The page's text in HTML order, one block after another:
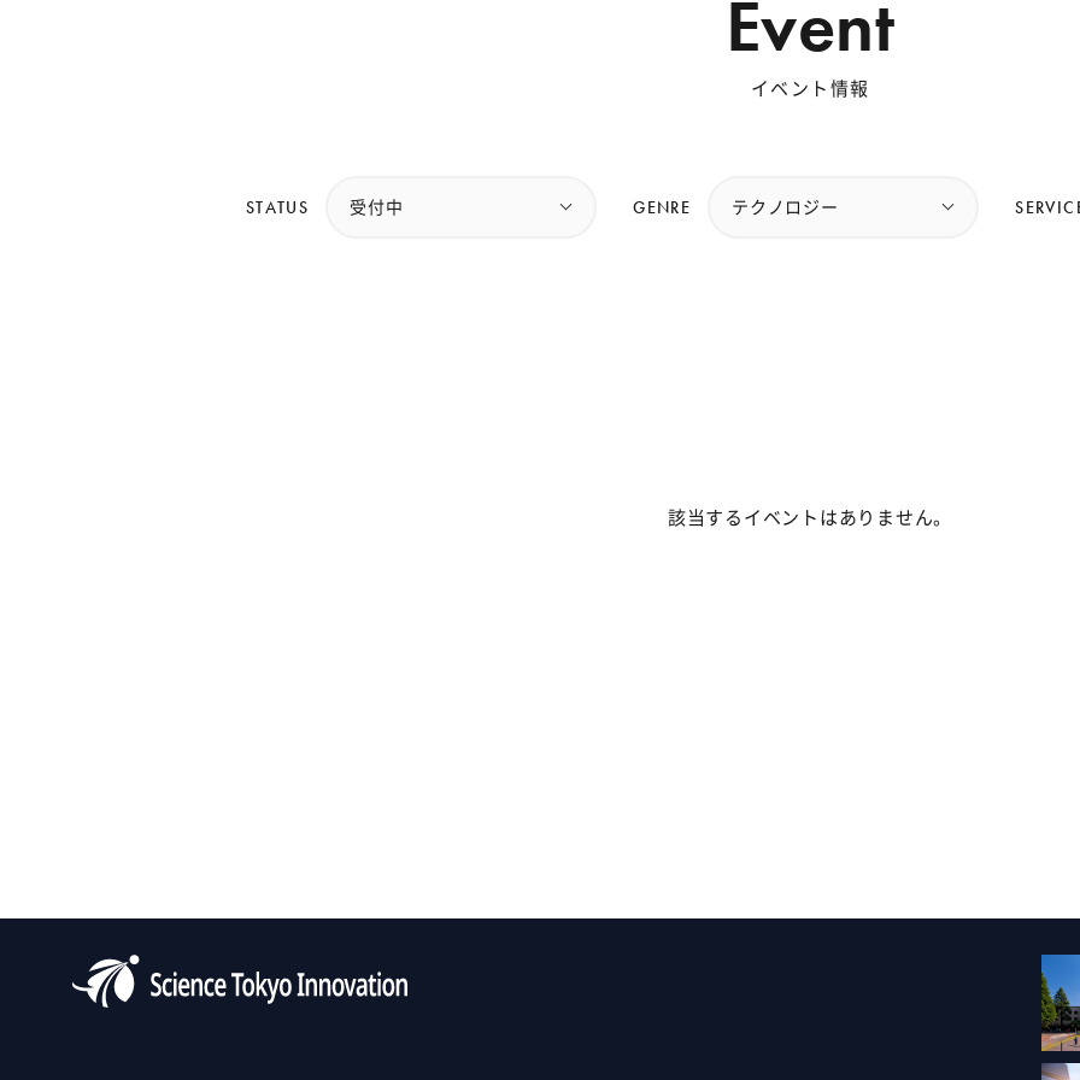
Event
イベント情報
STATUS 受付中 GENRE テクノロジー
該当するイベントはありません。